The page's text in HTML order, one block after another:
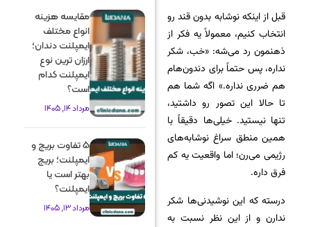
قبل از اینکه نوشابه بدون قند رو
انتخاب کنیم، معمولاً یه فکر از
ذهنمون رد می‌شه: «خب، شکر
نداره، پس حتماً برای دندون‌هام
هم ضرری نداره.» اگه شما هم
تا حالا این تصور رو داشتید،
تنها نیستید. خیلی‌ها دقیقاً با
همین منطق سراغ نوشابه‌های
رژیمی می‌رن؛ اما واقعیت یه کم
فرق داره.
درسته که این نوشیدنی‌ها شکر
ندارن و از این نظر نسبت به
مقایسه هزینه
انواع مختلف
ایمپلنت دندان؛
ارزان ترین نوع
ایمپلنت کدام
است؟
مرداد 14, 1405
5 تفاوت بریج و
ایمپلنت؛ بریج
بهتر است یا
ایمپلنت؟
مرداد 13, 1405